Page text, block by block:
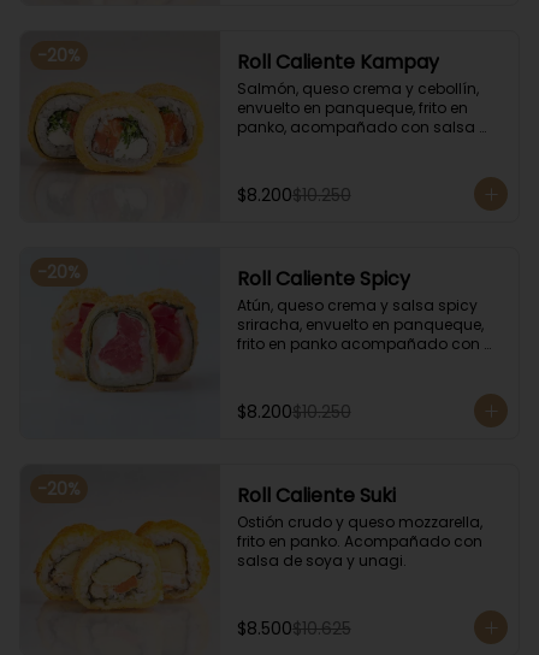
-20% Roll Caliente Kampay
Salmón, queso crema y cebollín,
envuelto en panqueque, frito en
panko, acompañado con salsa
$8.200$10.250
-20% Roll Caliente Spicy
Atún, queso crema y salsa spicy
sriracha, envuelto en panqueque,
frito en panko acompañado con
$8.200$10.250
-20% Roll Caliente Suki
Ostión crudo y queso mozzarella,
frito en panko. Acompañado con
salsa de soya y unagi.
$8.500$10.625